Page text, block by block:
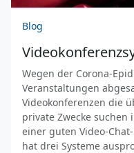
Blog
Wegen der Corona-
Veranstaltungen
Videokonferenzen die
private Zwecke
einer guten Video-
hat drei Systeme